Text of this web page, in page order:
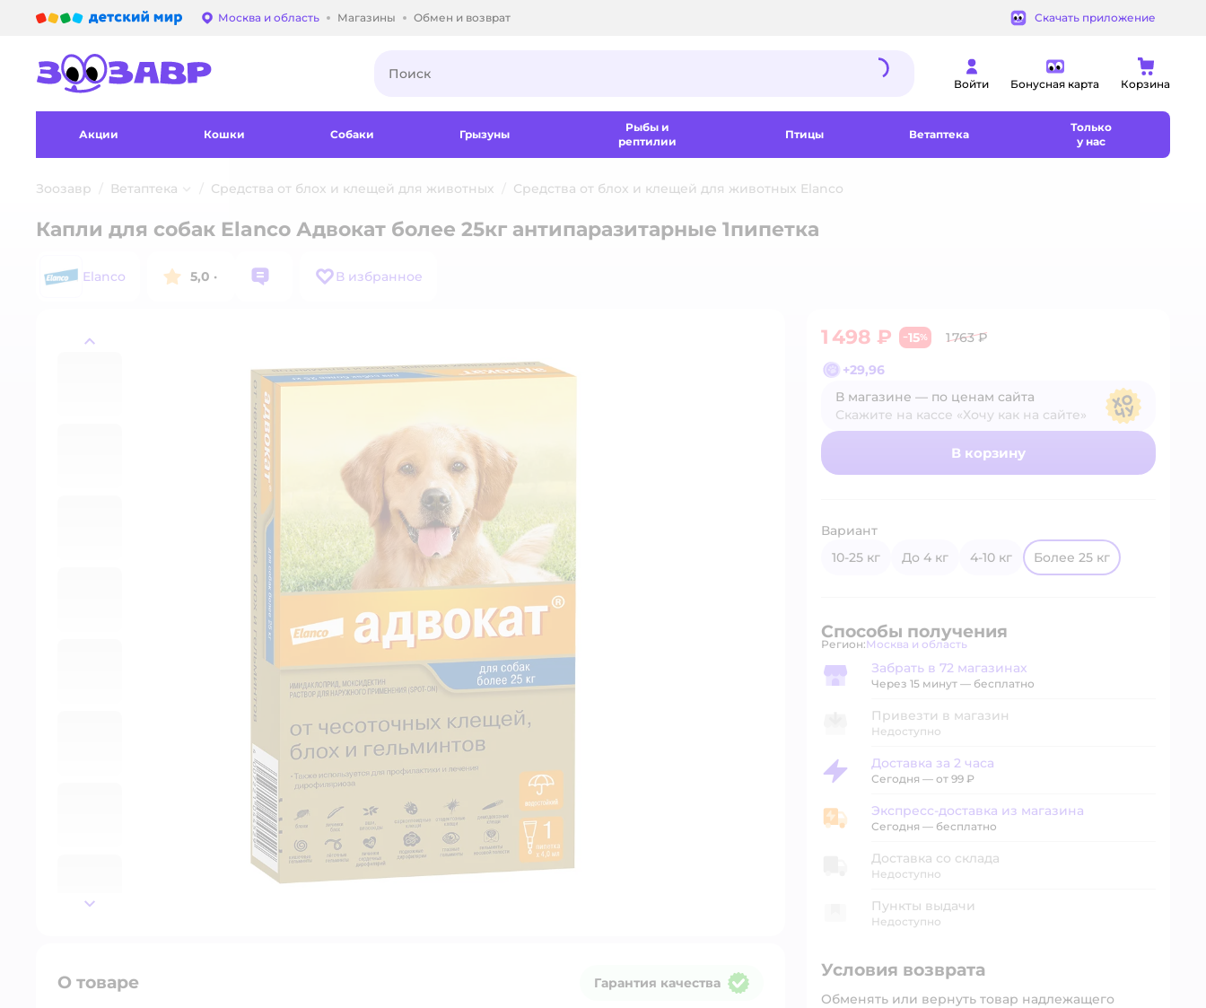
Выбор адреса доставки.
Москва и область Магазины Обмен и возврат Скачать приложение
Войти Бонусная карта Корзина
Акции Кошки Собаки Грызуны
Рыбы и
рептилии
Птицы Ветаптека
Только
у нас
Зоозавр Ветаптека Средства от блох и клещей для животных Средства от блох и клещей для животных Elanco
назад
далее
Капли для собак Elanco Адвокат более 25кг антипаразитарные 1пипетка
Elanco 5,0 · В избранное
1 498 ₽ −15%
1 763 ₽
+29,96
В магазине — по ценам сайта
Скажите на кассе «Хочу как на сайте»
В магазине — по ценам сайта
В корзину
Вариант
10-25 кг
до 4 кг 4-10 кг более 25 кг
Способы получения
Регион: Выбор адреса доставки.
Москва и область
Забрать в магазине
Забрать в 72 магазинах
Через 15 минут — бесплатно
Привезти в магазин
Недоступно
Доставка за 2 часа
Доставка за 2 часа
Сегодня — от 99 ₽
Экспресс-доставка из магазина
Экспресс-доставка из магазина
Сегодня — бесплатно
Доставка со склада
Недоступно
Пункты выдачи
Недоступно
Условия возврата
Обменять или вернуть товар надлежащего
О товаре Гарантия качества